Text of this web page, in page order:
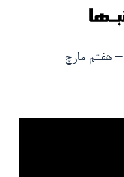
هفتم مارچ